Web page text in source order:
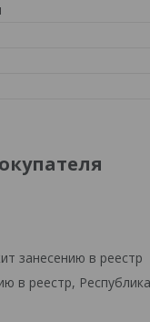
занесению в реестр
в реестр,